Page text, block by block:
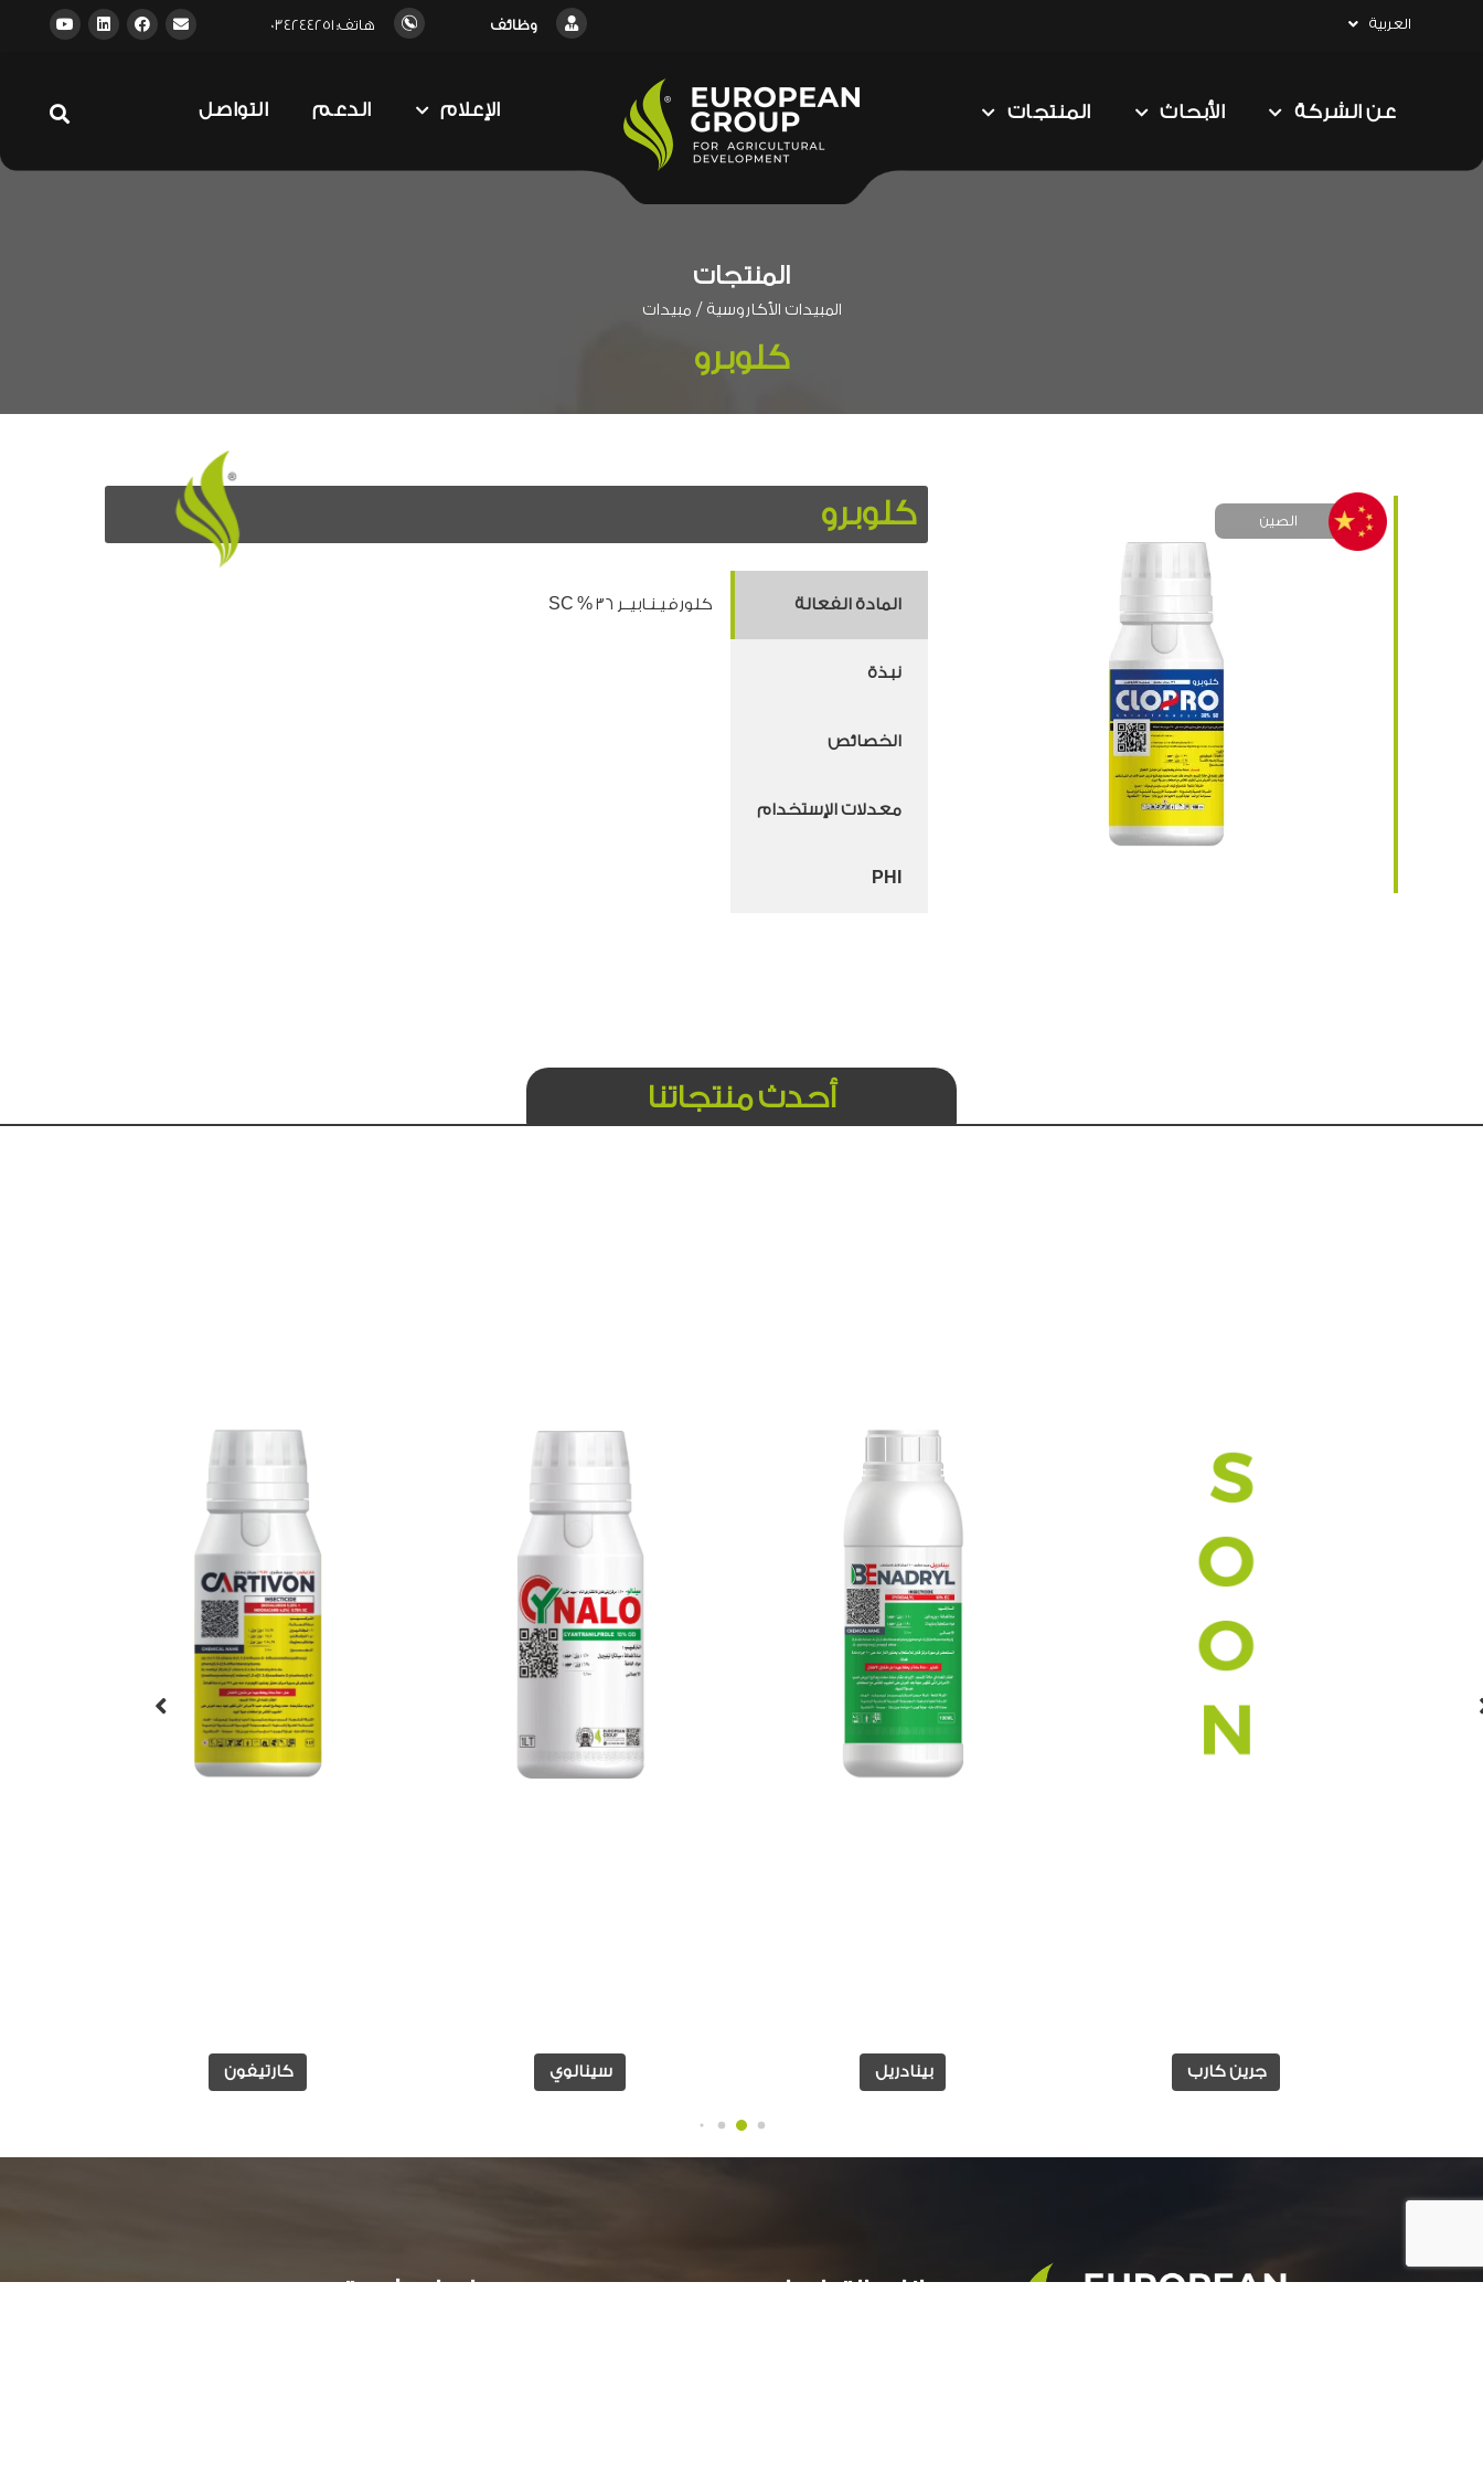
العربية وظائف هاتف: 034244251
عن الشركة الأبحاث المنتجات الإعلام الدعم التواصل
المنتجات
المبيدات الأكاروسية / مبيدات
كلوبرو
الصين كلوبرو
المادة الفعالة
نبذة
الخصائص
معدلات الإستخدام
PHI
كلورفيـنـابيــر ٣٦ % SC
أحدث منتجاتنا
جرين كارب بينادريل سينالوي كارتيفون
بيانات التواصل: روابط مفيدة